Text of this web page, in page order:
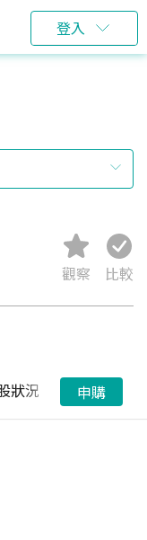
登入
觀察 比較
狀況 配息狀況
申購